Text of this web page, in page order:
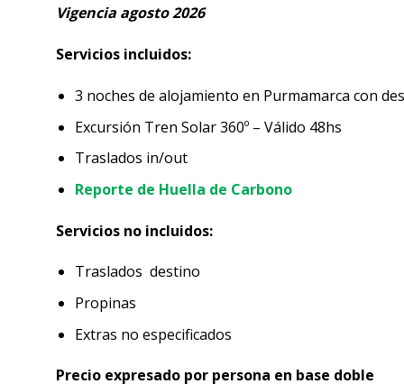
Vigencia agosto 2026
Servicios incluidos:
3 noches de alojamiento en Purmamarca con
Excursión Tren Solar 360º – Válido 48hs
Traslados in/out
Reporte de Huella de Carbono
Servicios no incluidos:
Traslados destino
Propinas
Extras no especificados
Precio expresado por persona en base doble